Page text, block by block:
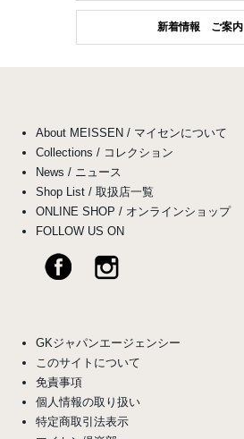
新着情報 ご案内
About MEISSEN / マイセンについて
Collections / コレクション
News / ニュース
Shop List / 取扱店一覧
ONLINE SHOP / オンラインショップ
FOLLOW US ON
GKジャパンエージェンシー
このサイトについて
免責事項
個人情報の取り扱い
特定商取引法表示